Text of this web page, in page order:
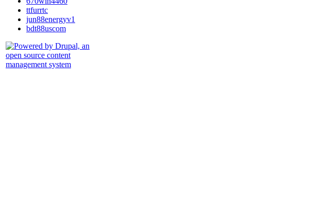
ttfurrtc
jun88energyv1
bdt88uscom